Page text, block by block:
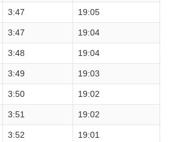
3:47 19:05
3:47 19:04
3:48 19:04
3:49 19:03
3:50 19:02
3:51 19:02
3:52 19:01